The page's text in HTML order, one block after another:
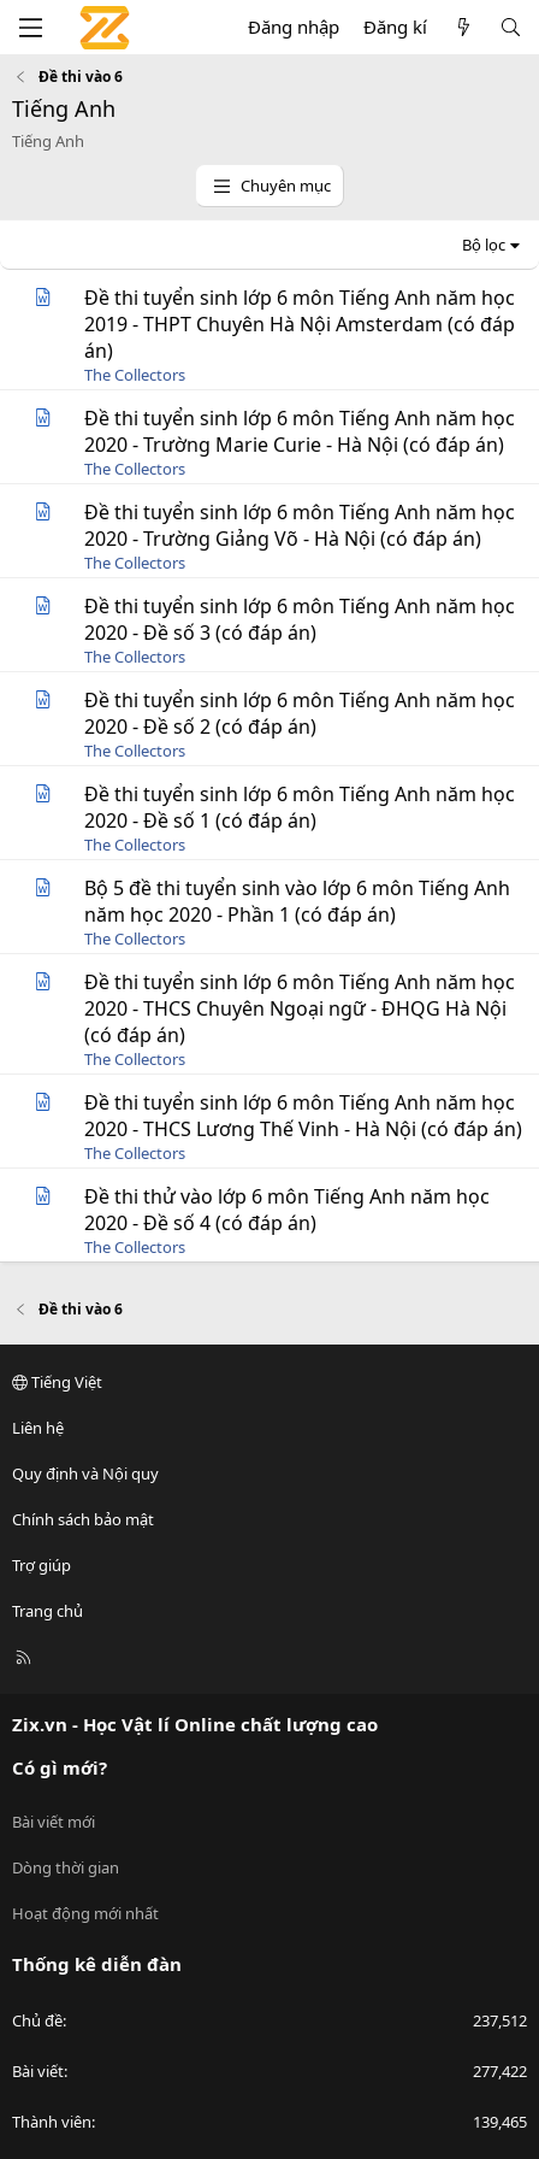
Đăng nhập Đăng kí
Đề thi vào 6
Tiếng Anh
Tiếng Anh
Chuyên mục
Bộ lọc
Đề thi tuyển sinh lớp 6 môn Tiếng Anh năm học
2019 - THPT Chuyên Hà Nội Amsterdam (có đáp
án)
The Collectors
Đề thi tuyển sinh lớp 6 môn Tiếng Anh năm học
2020 - Trường Marie Curie - Hà Nội (có đáp án)
The Collectors
Đề thi tuyển sinh lớp 6 môn Tiếng Anh năm học
2020 - Trường Giảng Võ - Hà Nội (có đáp án)
The Collectors
Đề thi tuyển sinh lớp 6 môn Tiếng Anh năm học
2020 - Đề số 3 (có đáp án)
The Collectors
Đề thi tuyển sinh lớp 6 môn Tiếng Anh năm học
2020 - Đề số 2 (có đáp án)
The Collectors
Đề thi tuyển sinh lớp 6 môn Tiếng Anh năm học
2020 - Đề số 1 (có đáp án)
The Collectors
Bộ 5 đề thi tuyển sinh vào lớp 6 môn Tiếng Anh
năm học 2020 - Phần 1 (có đáp án)
The Collectors
Đề thi tuyển sinh lớp 6 môn Tiếng Anh năm học
2020 - THCS Chuyên Ngoại ngữ - ĐHQG Hà Nội
(có đáp án)
The Collectors
Đề thi tuyển sinh lớp 6 môn Tiếng Anh năm học
2020 - THCS Lương Thế Vinh - Hà Nội (có đáp án)
The Collectors
Đề thi thử vào lớp 6 môn Tiếng Anh năm học
2020 - Đề số 4 (có đáp án)
The Collectors
Đề thi vào 6
Tiếng Việt
Liên hệ
Quy định và Nội quy
Chính sách bảo mật
Trợ giúp
Trang chủ
R
Zix.vn - Học Vật lí Online chất lượng cao
Có gì mới?
Bài viết mới
Dòng thời gian
Hoạt động mới nhất
Thống kê diễn đàn
Chủ đề 237,512
Bài viết 277,422
Thành viên 139,465